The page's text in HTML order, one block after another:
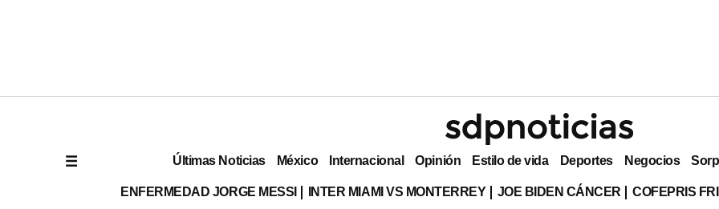
Últimas Noticias México Internacional Opinión Estilo de vida Deportes Negocios
ENFERMEDAD JORGE MESSI INTER MIAMI VS MONTERREY JOE BIDEN CÁNCER COFEPRIS